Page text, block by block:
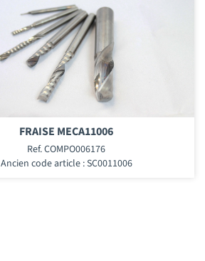
FRAISE MECA11006
Ref. COMPO006176
Ancien code article : SC0011006